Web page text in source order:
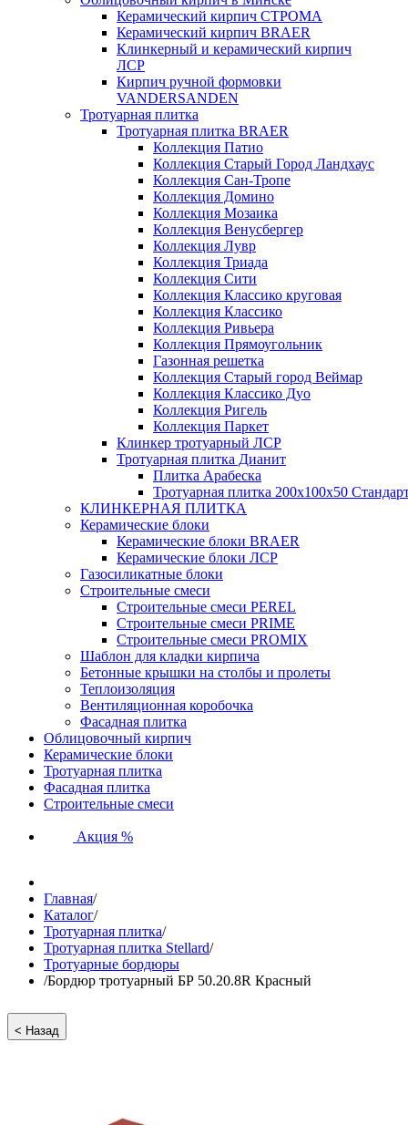
Керамический кирпич СТРОМА
Керамический кирпич BRAER
Клинкерный и керамический кирпич
ЛСР
Кирпич ручной формовки
VANDERSANDEN
Тротуарная плитка
Тротуарная плитка BRAER
Коллекция Патио
Коллекция Старый Город Ландхаус
Коллекция Сан-Тропе
Коллекция Домино
Коллекция Мозаика
Коллекция Венусбергер
Коллекция Лувр
Коллекция Триада
Коллекция Сити
Коллекция Классико круговая
Коллекция Классико
Коллекция Ривьера
Коллекция Прямоугольник
Газонная решетка
Коллекция Старый город Веймар
Коллекция Классико Дуо
Коллекция Ригель
Коллекция Паркет
Клинкер тротуарный ЛСР
Тротуарная плитка Дианит
Плитка Арабеска
Тротуарная плитка 200х100х50
КЛИНКЕРНАЯ ПЛИТКА
Керамические блоки
Керамические блоки BRAER
Керамические блоки ЛСР
Газосиликатные блоки
Строительные смеси
Строительные смеси PEREL
Строительные смеси PRIME
Строительные смеси PROMIX
Шаблон для кладки кирпича
Бетонные крышки на столбы и пролеты
Теплоизоляция
Вентиляционная коробочка
Фасадная плитка
Облицовочный кирпич
Керамические блоки
Тротуарная плитка
Фасадная плитка
Строительные смеси
Акция %
Главная/
Каталог/
Тротуарная плитка/
Тротуарная плитка Stellard/
Тротуарные бордюры
/Бордюр тротуарный БР 50.20.8R Красный